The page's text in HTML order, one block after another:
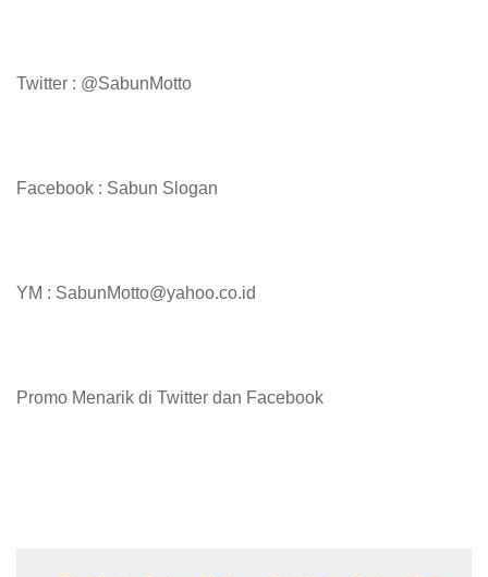
Twitter : @SabunMotto
Facebook : Sabun Slogan
YM : SabunMotto@yahoo.co.id
Promo Menarik di Twitter dan Facebook